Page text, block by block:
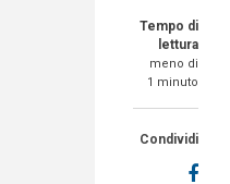
Tempo di
lettura
meno di
1 minuto
Condividi